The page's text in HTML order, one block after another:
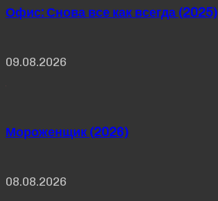
Офис: Снова все как всегда (2025)
09.08.2026
Мороженщик (2026)
08.08.2026